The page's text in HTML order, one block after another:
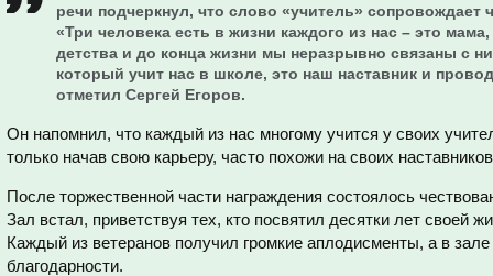
речи подчеркнул, что слово «учитель» сопровождает
«Три человека есть в жизни каждого из нас – это
детства и до конца жизни мы неразрывно связаны с
который учит нас в школе, это наш наставник и
отметил Сергей Егоров.
Он напомнил, что каждый из нас многому учится у своих
только начав свою карьеру, часто похожи на своих
После торжественной части награждения состоялось
Зал встал, приветствуя тех, кто посвятил десятки лет своей
Каждый из ветеранов получил громкие аплодисменты, а в
благодарности.